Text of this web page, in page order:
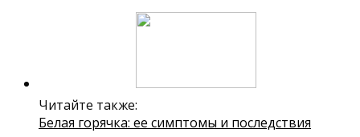
Читайте также:
Белая горячка: ее симптомы и последствия